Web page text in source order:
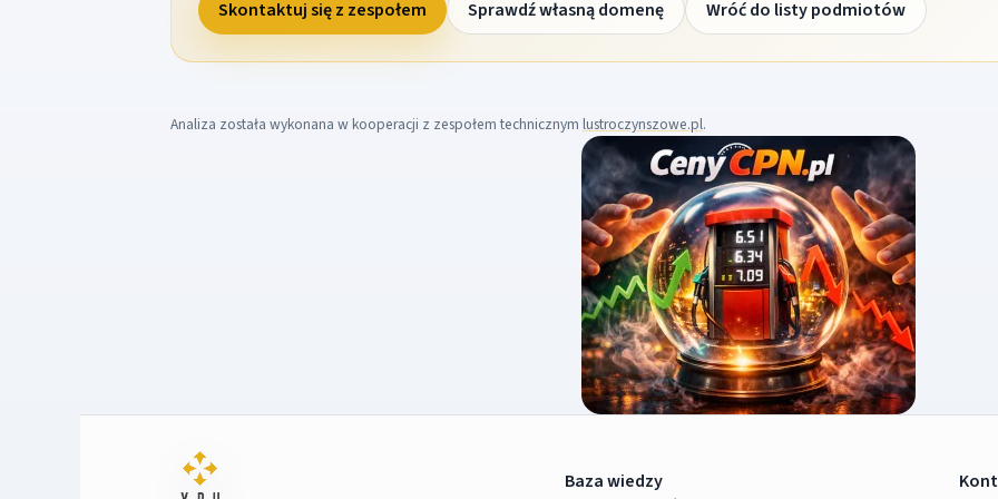
Skontaktuj się z zespołem Sprawdź własną domenę Wróć do listy podmiotów
Analiza została wykonana w kooperacji z zespołem technicznym lustroczynszowe.pl.
Baza wiedzy